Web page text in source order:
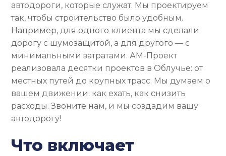
автодороги, которые служат. Мы проектируем
так, чтобы строительство было удобным.
Например, для одного клиента мы сделали
дорогу с шумозащитой, а для другого — с
минимальными затратами. АМ-Проект
реализовала десятки проектов в Облучье: от
местных путей до крупных трасс. Мы думаем о
вашем движении: как ехать, как снизить
расходы. Звоните нам, и мы создадим вашу
автодорогу!
Что включает